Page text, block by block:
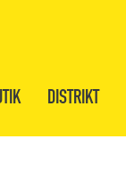
DISTRIKT